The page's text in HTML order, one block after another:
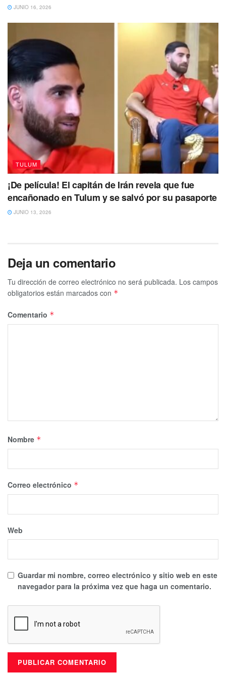
presidentes, como lo que es la fragata,
el cormorán y el pelícano, que son las
más comunes”, detalló el hombre.
Fuente EFE
Te puede interesar Leer
JUNIO 16, 2026
TULUM
¡De película! El capitán de Irán revela que fue
encañonado en Tulum y se salvó por su pasaporte
JUNIO 13, 2026
Deja un comentario
Tu dirección de correo electrónico no será publicada. Los campos
obligatorios están marcados con *
Comentario *
Nombre *
Correo electrónico *
Web
Guardar mi nombre, correo electrónico y sitio web en este
navegador para la próxima vez que haga un comentario.